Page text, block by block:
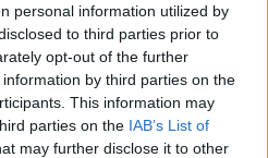
personal information utilized by
to third parties prior to
opt-out of the further
by third parties on the
This information may
parties on the IAB’s List of
may further disclose it to other
szerepéhez keresünk
fizikai mozgással és
egyik főszereplőjeként
életútján, melyben a
és táncképekben